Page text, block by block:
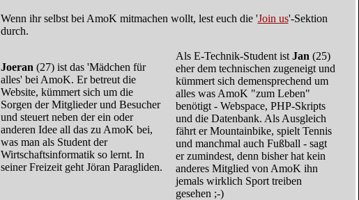
Wenn ihr selbst bei AmoK mitmachen wollt, lest euch die 'Join us'-Sektion
durch.
Joeran (27) ist das 'Mädchen für
alles' bei AmoK. Er betreut die
Website, kümmert sich um die
Sorgen der Mitglieder und Besucher
und steuert neben der ein oder
anderen Idee all das zu AmoK bei,
was man als Student der
Wirtschaftsinformatik so lernt. In
seiner Freizeit geht Jöran Paragliden.
Als E-Technik-Student ist Jan (25)
eher dem technischen zugeneigt und
kümmert sich demensprechend um
alles was AmoK "zum Leben"
benötigt - Webspace, PHP-Skripts
und die Datenbank. Als Ausgleich
fährt er Mountainbike, spielt Tennis
und manchmal auch Fußball - sagt
er zumindest, denn bisher hat kein
anderes Mitglied von AmoK ihn
jemals wirklich Sport treiben
gesehen ;-)